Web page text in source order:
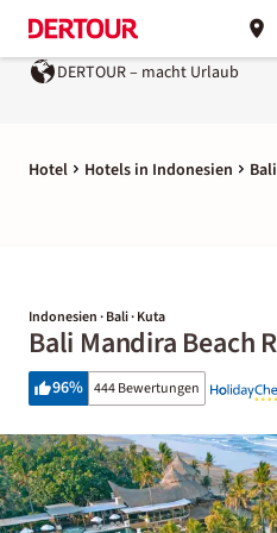
Urlaub Ein Unternehmen der
Hotel Hotels in Indonesien
Indonesien · Bali · Kuta
Bali Mandira Beach
96% 444 Bewertungen